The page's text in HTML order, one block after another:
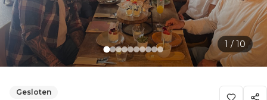
1 / 10
Gesloten